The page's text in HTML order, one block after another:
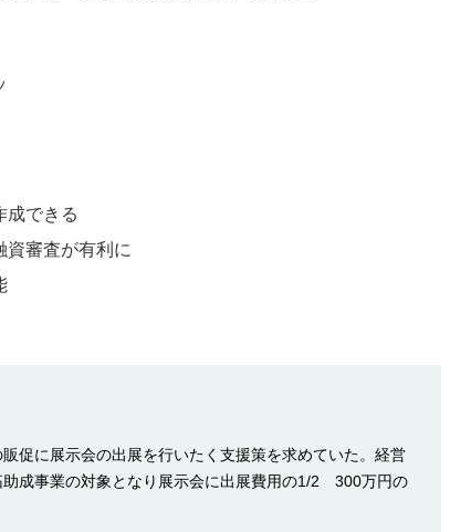
成できる
資審査が有利に
促に展示会の出展を行いたく支援策を求めていた。経営
成事業の対象となり展示会に出展費用の1/2 300万円の